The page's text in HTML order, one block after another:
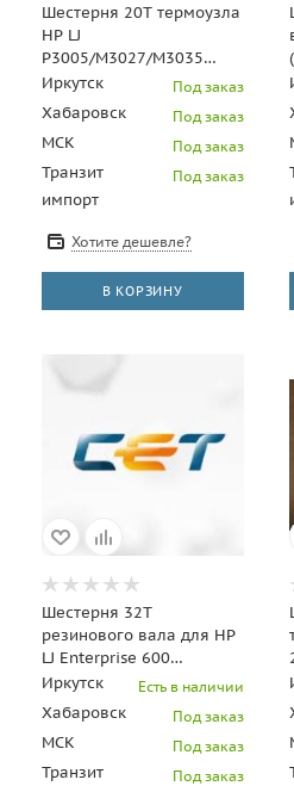
Шестерня 20T термоузла
HP LJ
P3005/M3027/M3035
(RU5-0966) OEM
Иркутск Под заказ
Хабаровск Под заказ
МСК Под заказ
Транзит
импорт
Под заказ
Хотите дешевле?
В КОРЗИНУ
Шестерня 32T
резинового вала для HP
LJ Enterprise 600
M601/M602/M603 (совм)
Иркутск Есть в наличии
Хабаровск Под заказ
МСК Под заказ
Транзит
Под заказ